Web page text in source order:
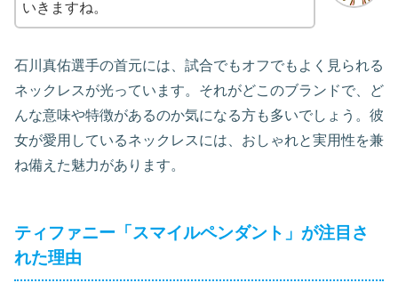
いきますね。
石川真佑選手の首元には、試合でもオフでもよく見られる
ネックレスが光っています。それがどこのブランドで、ど
んな意味や特徴があるのか気になる方も多いでしょう。彼
女が愛用しているネックレスには、おしゃれと実用性を兼
ね備えた魅力があります。
ティファニー「スマイルペンダント」が注目さ
れた理由